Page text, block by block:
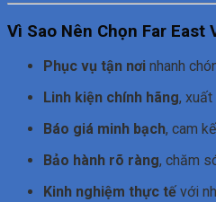
Vì Sao Nên Chọn Far East
Phục vụ tận nơi nhanh
Linh kiện chính hãng, xuất
Báo giá minh bạch, cam
Bảo hành rõ ràng, chăm
Kinh nghiệm thực tế với